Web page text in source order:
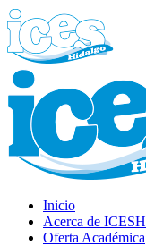
Inicio
Acerca de ICESH
Oferta Académica